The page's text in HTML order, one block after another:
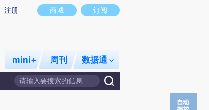
商城 订阅
注册
mini+ 周刊 数据通